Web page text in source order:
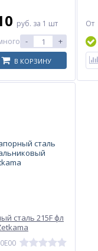
руб. за 1 шт
- +
В КОРЗИНУ
От
сталь 215F фл